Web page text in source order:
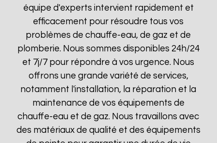
équipe d'experts intervient rapidement et
efficacement pour résoudre tous vos
problèmes de chauffe-eau, de gaz et de
plomberie. Nous sommes disponibles 24h/24
et 7j/7 pour répondre à vos urgence. Nous
offrons une grande variété de services,
notamment l'installation, la réparation et la
maintenance de vos équipements de
chauffe-eau et de gaz. Nous travaillons avec
des matériaux de qualité et des équipements